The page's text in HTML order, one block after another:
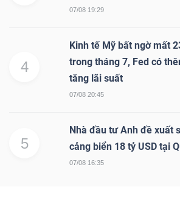
07/08 19:29
4
Kinh tế Mỹ bất ngờ mất
trong tháng 7, Fed có
tăng lãi suất
07/08 20:45
5
Nhà đầu tư Anh đề xuất
cảng biển 18 tỷ USD tại
07/08 16:35